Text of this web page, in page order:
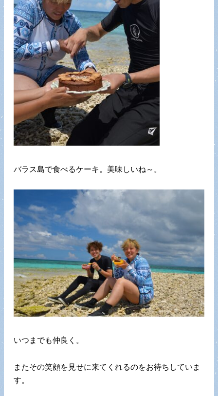
バラス島で食べるケーキ。美味しいね～。
いつまでも仲良く。
またその笑顔を見せに来てくれるのをお待ちしていま
す。